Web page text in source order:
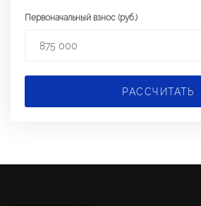
Первоначальный взнос (руб.)
РАССЧИТАТЬ